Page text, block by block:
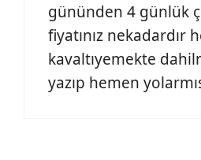
gününden 4 günlük
fiyatınız nekadardır
kavaltıyemekte
yazıp hemen